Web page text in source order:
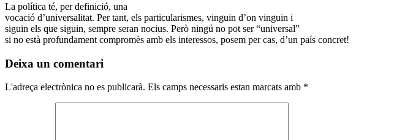
La política té, per definició, una
vocació d’universalitat. Per tant, els particularismes, vinguin d’on vinguin i
siguin els que siguin, sempre seran nocius. Però ningú no pot ser “universal”
si no està profundament compromès amb els interessos, posem per cas, d’un país concret!
Deixa un comentari
L'adreça electrònica no es publicarà. Els camps necessaris estan marcats amb *